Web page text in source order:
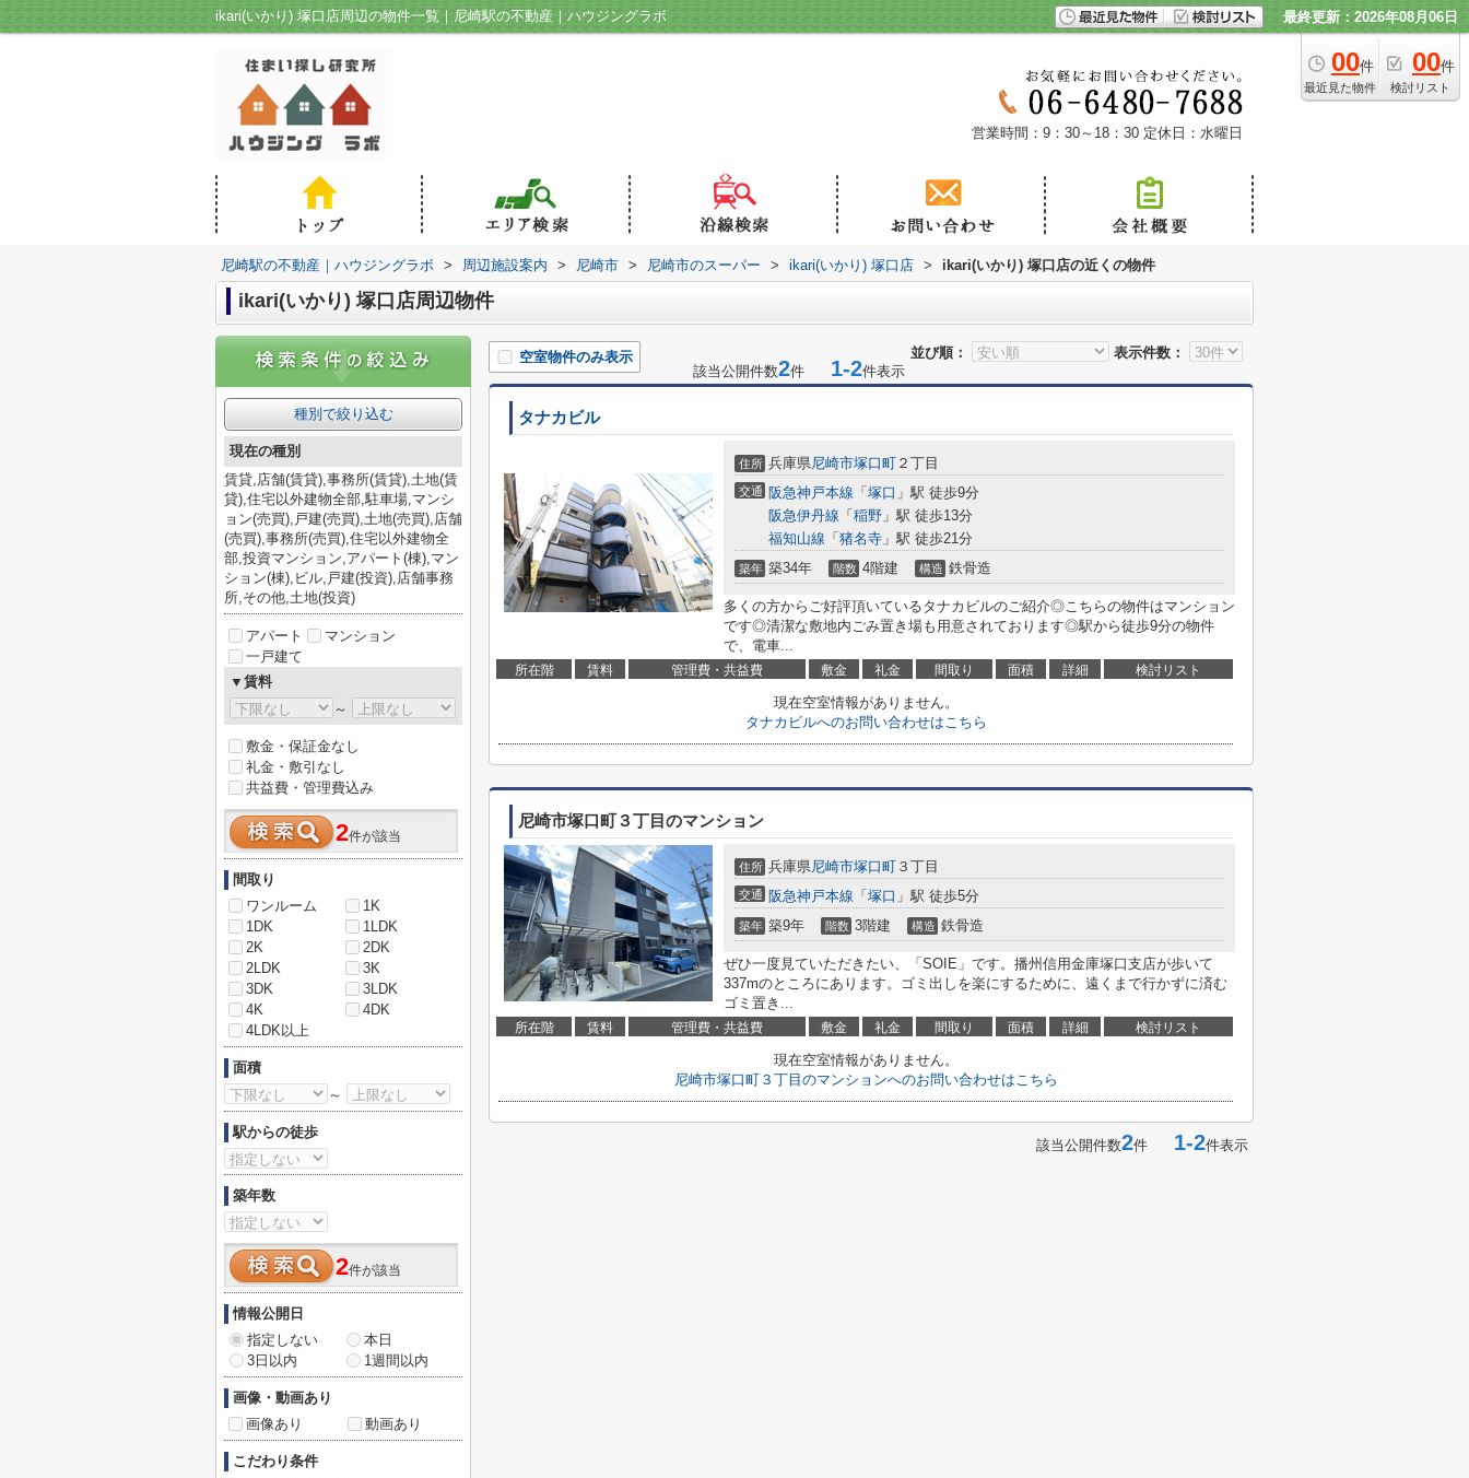
ikari(いかり) 塚口店周辺の物件一覧｜尼崎駅の不動産｜ハウジングラボ 最終更新：2026年08月06日
00件
最近見た物件
00件
検討リスト
営業時間：9：30～18：30 定休日：水曜日
尼崎駅の不動産｜ハウジングラボ > 周辺施設案内 > 尼崎市 > 尼崎市のスーパー > ikari(いかり) 塚口店 > ikari(いかり) 塚口店の近くの物件
ikari(いかり) 塚口店周辺物件
並び順： 表示件数：
空室物件のみ表示
該当公開件数2件 1-2件表示
タナカビル
住所 兵庫県尼崎市塚口町 ２丁目
交通 阪急神戸本線 「 塚口 」駅 徒歩9分
阪急伊丹線 「 稲野 」駅 徒歩13分
福知山線 「 猪名寺 」駅 徒歩21分
築年 築34年 階数 4階建 構造 鉄骨造
多くの方からご好評頂いているタナカビルのご紹介◎こちらの物件はマンション
です◎清潔な敷地内ごみ置き場も用意されております◎駅から徒歩9分の物件
で、電車...
所在階 賃料 管理費・共益費 敷金 礼金 間取り 面積 詳細 検討リスト
現在空室情報がありません。
タナカビルへのお問い合わせはこちら
尼崎市塚口町３丁目のマンション
住所 兵庫県尼崎市塚口町 ３丁目
交通 阪急神戸本線 「 塚口 」駅 徒歩5分
築年 築9年 階数 3階建 構造 鉄骨造
ぜひ一度見ていただきたい、「SOIE」です。播州信用金庫塚口支店が歩いて
337mのところにあります。ゴミ出しを楽にするために、遠くまで行かずに済む
ゴミ置き...
所在階 賃料 管理費・共益費 敷金 礼金 間取り 面積 詳細 検討リスト
現在空室情報がありません。
尼崎市塚口町３丁目のマンションへのお問い合わせはこちら
該当公開件数2件 1-2件表示
種別で絞り込む
現在の種別
賃貸,店舗(賃貸),事務所(賃貸),土地(賃
貸),住宅以外建物全部,駐車場,マンシ
ョン(売買),戸建(売買),土地(売買),店舗
(売買),事務所(売買),住宅以外建物全
部,投資マンション,アパート(棟),マン
ション(棟),ビル,戸建(投資),店舗事務
所,その他,土地(投資)
アパート
マンション
一戸建て
▼賃料
～
敷金・保証金なし
礼金・敷引なし
共益費・管理費込み
2件が該当
間取り
ワンルーム
1K
1DK
1LDK
2K
2DK
2LDK
3K
3DK
3LDK
4K
4DK
4LDK以上
面積
～
駅からの徒歩
築年数
2件が該当
情報公開日
指定しない
本日
3日以内
1週間以内
画像・動画あり
画像あり
動画あり
こだわり条件